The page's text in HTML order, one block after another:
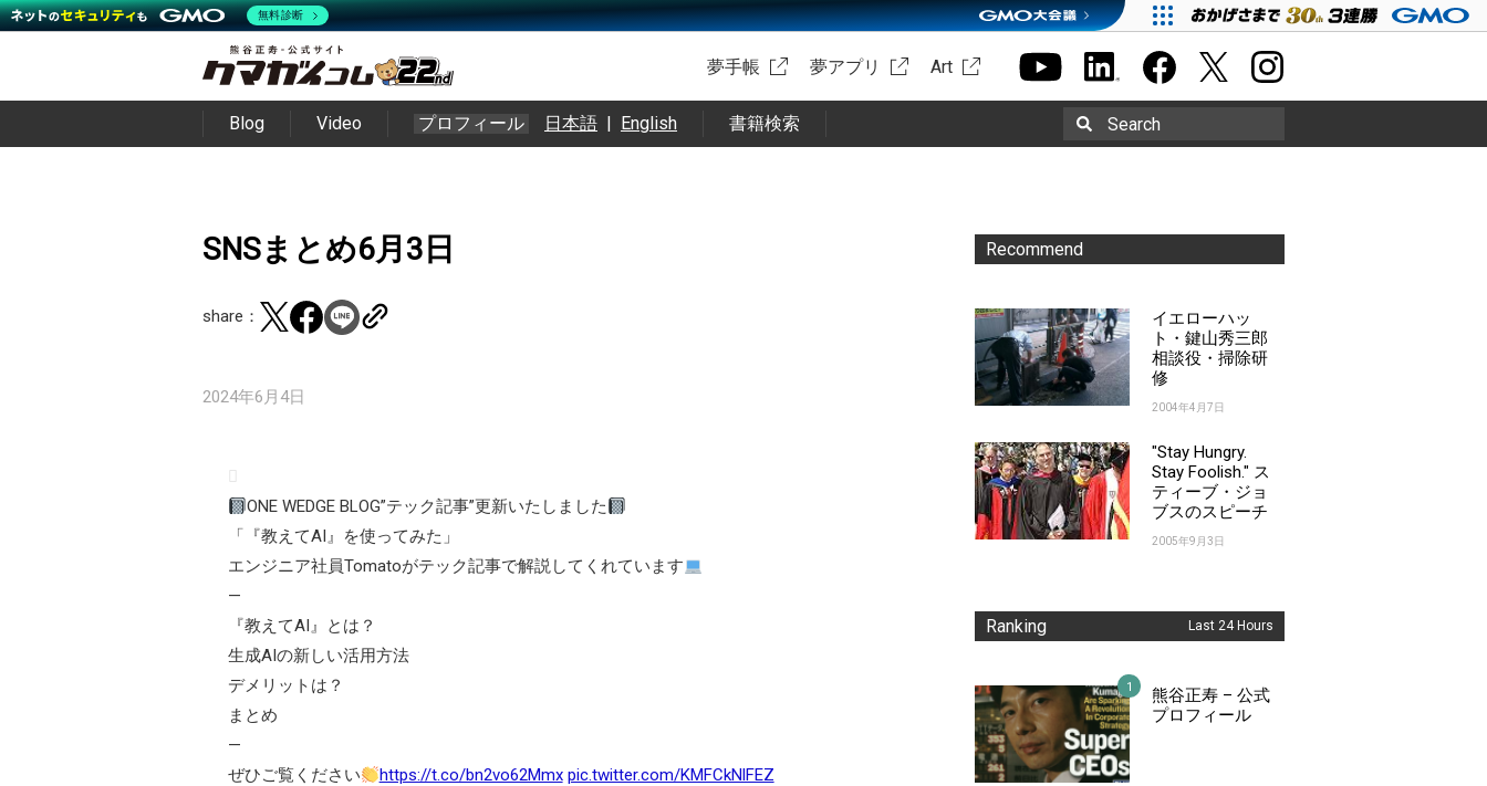
夢手帳 夢アプリ Art
Blog Video プロフィール 日本語 | English 書籍検索 Search
SNSまとめ6月3日
share：
2024年6月4日
ONE WEDGE BLOG”テック記事”更新いたしました
「『教えてAI』を使ってみた」
エンジニア社員Tomatoがテック記事で解説してくれています
—
『教えてAI』とは？
生成AIの新しい活用方法
デメリットは？
まとめ
—
ぜひご覧ください
https://t.co/bn2vo62Mmx pic.twitter.com/KMFCkNlFEZ
Recommend
イエローハッ
ト・鍵山秀三郎
相談役・掃除研
修
2004年4月7日
"Stay Hungry.
Stay Foolish." ス
ティーブ・ジョ
ブスのスピーチ
2005年9月3日
Ranking Last 24 Hours
熊谷正寿 – 公式
プロフィール
無料診断